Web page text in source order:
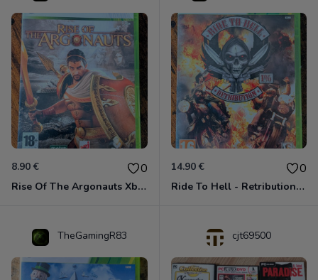
8.90 € 0
Rise Of The Argonauts Xbox 360
14.90 € 0
Ride To Hell - Retribution Xbox 360
TheGamingR83 cjt69500